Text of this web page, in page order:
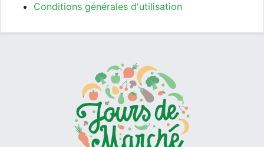
Conditions générales d'utilisation